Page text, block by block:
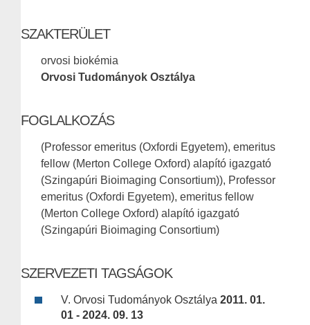
SZAKTERÜLET
orvosi biokémia
Orvosi Tudományok Osztálya
FOGLALKOZÁS
(Professor emeritus (Oxfordi Egyetem), emeritus
fellow (Merton College Oxford) alapító igazgató
(Szingapúri Bioimaging Consortium)), Professor
emeritus (Oxfordi Egyetem), emeritus fellow
(Merton College Oxford) alapító igazgató
(Szingapúri Bioimaging Consortium)
SZERVEZETI TAGSÁGOK
V. Orvosi Tudományok Osztálya 2011. 01.
01 - 2024. 09. 13